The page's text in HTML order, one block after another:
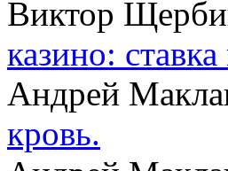
Виктор
казино:
Андрей
кровь.